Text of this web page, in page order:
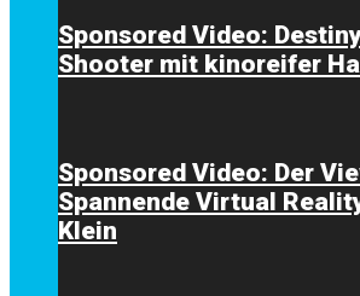
Sponsored Video:
Shooter mit kinoreifer
Sponsored Video: Der
Spannende Virtual
Klein